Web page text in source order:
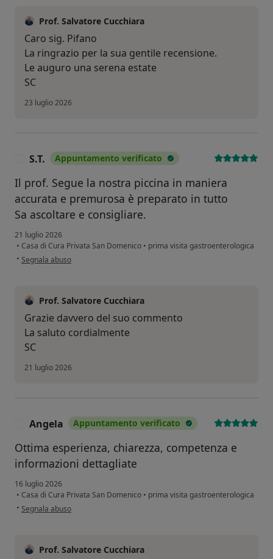
Prof. Salvatore Cucchiara
Caro sig. Pifano
La ringrazio per la sua gentile recensione.
Le auguro una serena estate
SC
23 luglio 2026
S.T. Appuntamento verificato
Il prof. Segue la nostra piccina in maniera
accurata e premurosa è preparato in tutto
Sa ascoltare e consigliare.
21 luglio 2026
• Casa di Cura Privata San Domenico • prima visita gastroenterologica
• secondo l'opinione dell'utente S.T.
Segnala abuso
Prof. Salvatore Cucchiara
Grazie davvero del suo commento
La saluto cordialmente
SC
21 luglio 2026
Angela Appuntamento verificato
Ottima esperienza, chiarezza, competenza e
informazioni dettagliate
16 luglio 2026
• Casa di Cura Privata San Domenico • prima visita gastroenterologica
• secondo l'opinione dell'utente Angela
Segnala abuso
Prof. Salvatore Cucchiara